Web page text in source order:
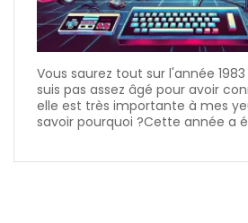
Vous saurez tout sur l'année
suis pas assez âgé pour avoir
elle est très importante à mes
savoir pourquoi ?Cette année a